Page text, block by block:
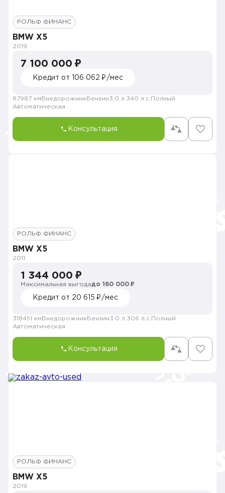
РОЛЬФ ФИНАНС
BMW X5
2019
7 100 000 ₽
Кредит от 106 062 ₽/мес
87987 км Внедорожник Бензин3.0 л. 340 л.с. Полный
Автоматическая
Консультация
РОЛЬФ ФИНАНС
BMW X5
2011
1 344 000 ₽
Максимальная выгодадо 160 000 ₽
Кредит от 20 615 ₽/мес
318451 км Внедорожник Бензин3.0 л. 306 л.с. Полный
Автоматическая
Консультация
РОЛЬФ ФИНАНС
BMW X5
2019